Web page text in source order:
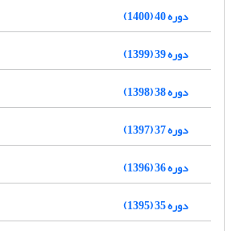
دوره 40 (1400)
دوره 39 (1399)
دوره 38 (1398)
دوره 37 (1397)
دوره 36 (1396)
دوره 35 (1395)